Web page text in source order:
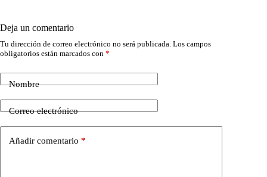
Deja un comentario
Tu dirección de correo electrónico no será publicada. Los campos
obligatorios están marcados con *
Nombre
Correo electrónico
Añadir comentario *